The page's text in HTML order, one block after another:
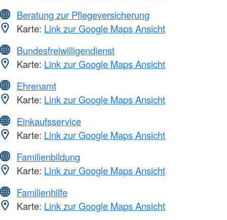
Beratung zur Pflegeversicherung
Karte: Link zur Google Maps Ansicht
Bundesfreiwilligendienst
Karte: Link zur Google Maps Ansicht
Ehrenamt
Karte: Link zur Google Maps Ansicht
Einkaufsservice
Karte: Link zur Google Maps Ansicht
Familienbildung
Karte: Link zur Google Maps Ansicht
Familienhilfe
Karte: Link zur Google Maps Ansicht